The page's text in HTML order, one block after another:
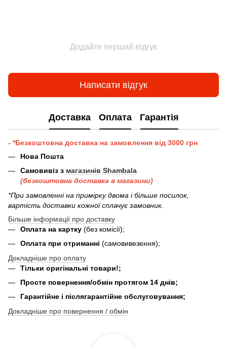
Додайте перший відгук
Написати відгук
Доставка Оплата Гарантія
- *Безкоштовна доставка на замовлення від 3000 грн
Нова Пошта
Самовивіз з магазинів Shambala
(безкоштовна доставка в магазини)
*При замовленні на примірку двома і більше посилок,
вартість доставки кожної сплачує замовник.
Більше інформації про доставку
Оплата на картку (без комісії);
Оплата при отриманні (самовивезення);
Докладніше про оплату
Тільки оригінальні товари!;
Просте повернення/обмін протягом 14 днів;
Гарантійне і післягарантійне обслуговування;
Докладніше про повернення / обмін